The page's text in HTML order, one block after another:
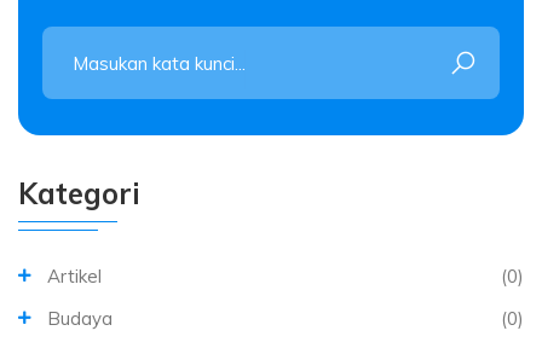
Kategori
Artikel
(0)
Budaya
(0)